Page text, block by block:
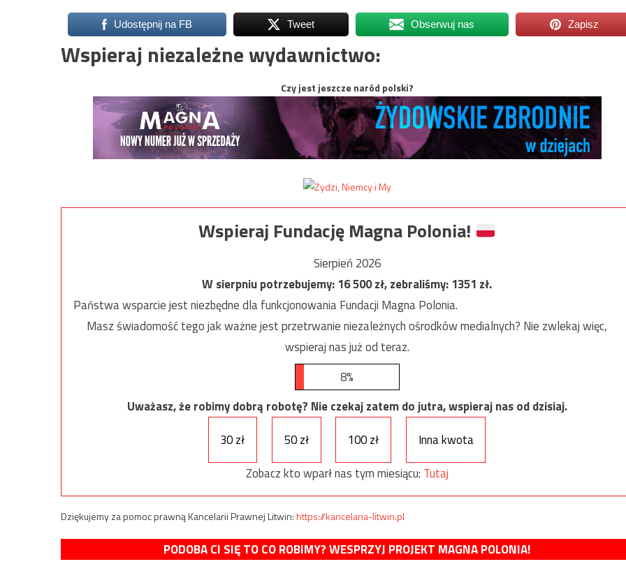
Udostępnij na FB Tweet Obserwuj nas Zapisz
Wspieraj niezależne wydawnictwo:
Czy jest jeszcze naród polski?
Wspieraj Fundację Magna Polonia!
Sierpień 2026
W sierpniu potrzebujemy:16 500zł, zebraliśmy:1351 zł.
Państwa wsparcie jest niezbędne dla funkcjonowania Fundacji Magna Polonia.
Masz świadomość tego jak ważne jest przetrwanie niezależnych ośrodków medialnych? Nie zwlekaj więc,
wspieraj nas już od teraz.
8%
Uważasz, że robimy dobrą robotę? Nie czekaj zatem do jutra, wspieraj nas od dzisiaj.
30 zł
50 zł 100 zł
Inna kwota
Zobacz kto wparł nas tym miesiącu: Tutaj
Dziękujemy za pomoc prawną Kancelarii Prawnej Litwin:https://kancelaria-litwin.pl
PODOBA CI SIĘ TO CO ROBIMY? WESPRZYJ PROJEKT MAGNA POLONIA!